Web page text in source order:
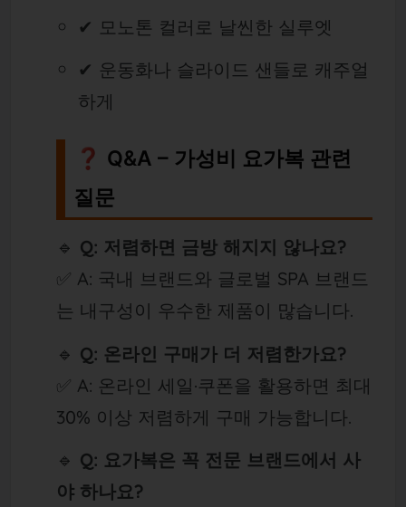
✔ 모노톤 컬러로 날씬한 실루엣
✔ 운동화나 슬라이드 샌들로 캐주얼
하게
❓ Q&A – 가성비 요가복 관련
질문
🔹 Q: 저렴하면 금방 해지지 않나요?
✅ A: 국내 브랜드와 글로벌 SPA 브랜드
는 내구성이 우수한 제품이 많습니다.
🔹 Q: 온라인 구매가 더 저렴한가요?
✅ A: 온라인 세일·쿠폰을 활용하면 최대
30% 이상 저렴하게 구매 가능합니다.
🔹 Q: 요가복은 꼭 전문 브랜드에서 사
야 하나요?